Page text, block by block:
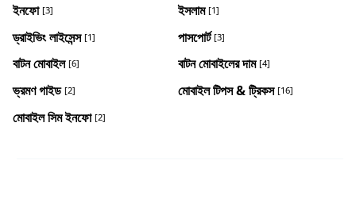
ইনফো [3] ইসলাম [1]
ড্রাইভিং লাইসেন্স [1] পাসপোর্ট [3]
বাটন মোবাইল [6] বাটন মোবাইলের দাম [4]
ভ্রমণ গাইড [2] মোবাইল টিপস & ট্রিকস [16]
মোবাইল সিম ইনফো [2]